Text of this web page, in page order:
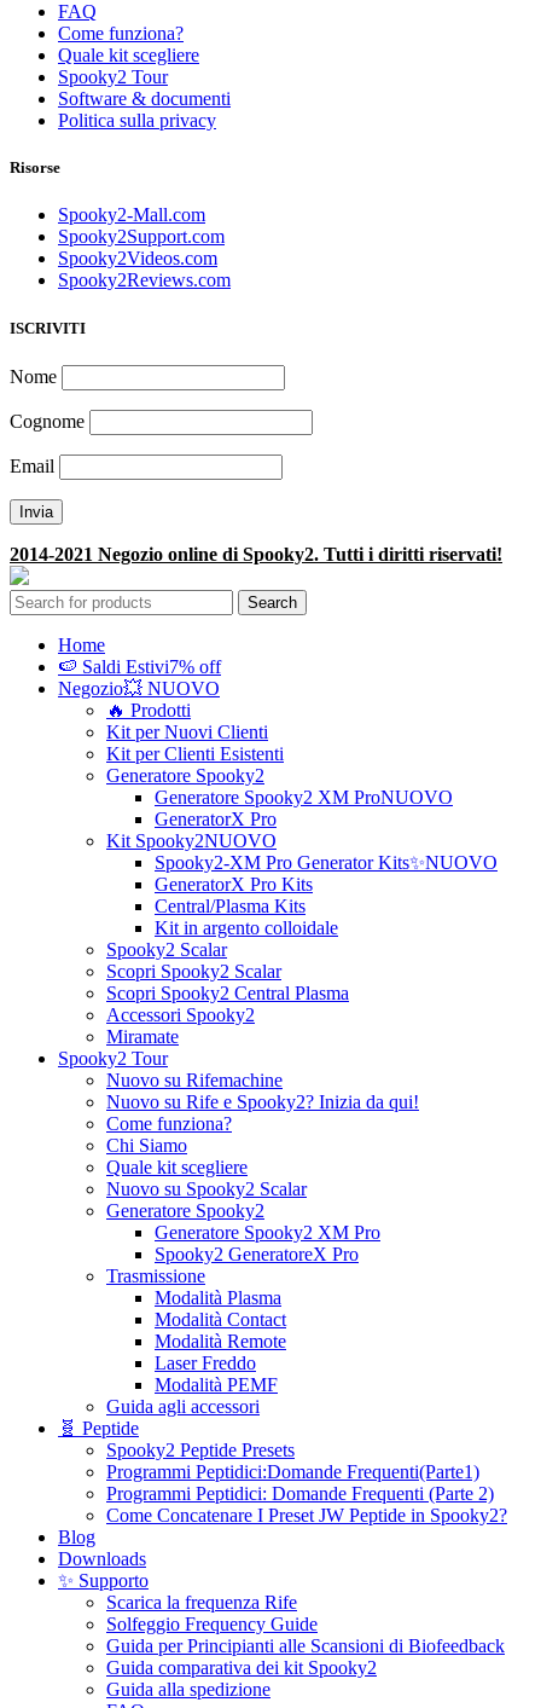
FAQ
Come funziona?
Quale kit scegliere
Spooky2 Tour
Software & documenti
Politica sulla privacy
Risorse
Spooky2-Mall.com
Spooky2Support.com
Spooky2Videos.com
Spooky2Reviews.com
ISCRIVITI
Nome
Cognome
Email
2014-2021 Negozio online di Spooky2. Tutti i diritti riservati!
Search
Home
🍉 Saldi Estivi7% off
Negozio💥 NUOVO
🔥 Prodotti
Kit per Nuovi Clienti
Kit per Clienti Esistenti
Generatore Spooky2
Generatore Spooky2 XM ProNUOVO
GeneratorX Pro
Kit Spooky2NUOVO
Spooky2-XM Pro Generator Kits✨NUOVO
GeneratorX Pro Kits
Central/Plasma Kits
Kit in argento colloidale
Spooky2 Scalar
Scopri Spooky2 Scalar
Scopri Spooky2 Central Plasma
Accessori Spooky2
Miramate
Spooky2 Tour
Nuovo su Rifemachine
Nuovo su Rife e Spooky2? Inizia da qui!
Come funziona?
Chi Siamo
Quale kit scegliere
Nuovo su Spooky2 Scalar
Generatore Spooky2
Generatore Spooky2 XM Pro
Spooky2 GeneratoreX Pro
Trasmissione
Modalità Plasma
Modalità Contact
Modalità Remote
Laser Freddo
Modalità PEMF
Guida agli accessori
🧬 Peptide
Spooky2 Peptide Presets
Programmi Peptidici:Domande Frequenti(Parte1)
Programmi Peptidici: Domande Frequenti (Parte 2)
Come Concatenare I Preset JW Peptide in Spooky2?
Blog
Downloads
✨ Supporto
Scarica la frequenza Rife
Solfeggio Frequency Guide
Guida per Principianti alle Scansioni di Biofeedback
Guida comparativa dei kit Spooky2
Guida alla spedizione